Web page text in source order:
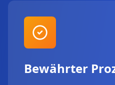
Bewährter